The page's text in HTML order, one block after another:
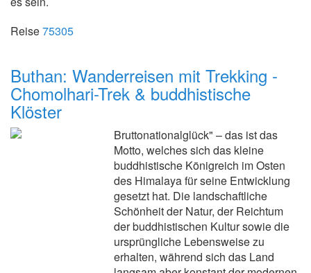
Reise75305
Buthan: Wanderreisen mit Trekking -
Chomolhari-Trek & buddhistische
Klöster
Bruttonationalglück" – das ist das
Motto, welches sich das kleine
buddhistische Königreich im Osten
des Himalaya für seine Entwicklung
gesetzt hat. Die landschaftliche
Schönheit der Natur, der Reichtum
der buddhistischen Kultur sowie die
ursprüngliche Lebensweise zu
erhalten, während sich das Land